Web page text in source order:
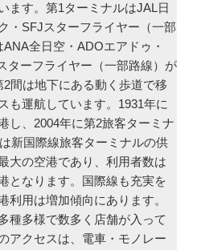
ます。第1ターミナルはJAL日
・SFJスターフライヤー（一部
全日空・ADOエアドゥ・
ターフライヤー（一部路線）が
間は地下にある動く歩道で移
も運航しています。1931年に
し、2004年に第2旅客ターミナ
新国際線旅客ターミナルの供
大の空港であり、利用者数は
となります。国際線も充実を
利用は増加傾向にあります。
種多様で数多く店舗が入って
アクセスは、電車・モノレー